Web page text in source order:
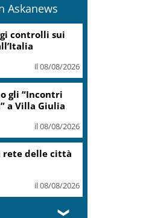
Askanews
a impianto
il 08/08/2026
15
per le
il 07/08/2026
il 07/08/2026